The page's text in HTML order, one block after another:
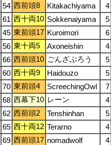
54 西前頭8 Kitakachiyama 4
61 西十両10 Sokkenaiyama 5
45 東前頭17 Kuroimori 6
56 東十両5 Axoneishin 4
66 西前頭10 ごんざぶろう 5
60 西十両9 Haidouzo 5
70 東前頭4 ScreechingOwl 7
68 西幕下10 レーン 4
62 西前頭2 Tenshinhan 5
65 西十両12 Terarno 4
69 西前頭17 nomadwolf 4